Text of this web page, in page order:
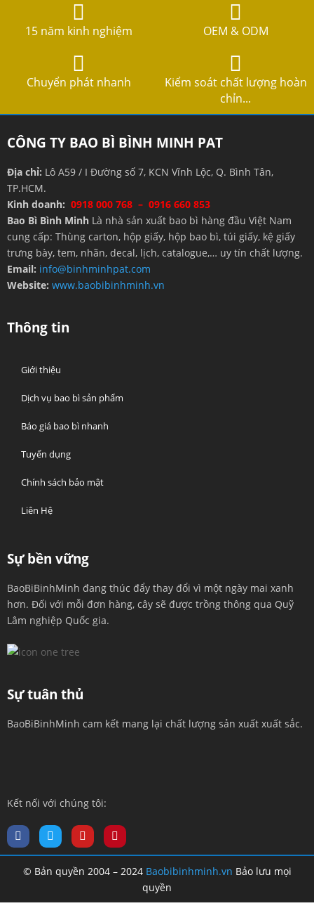
15 năm kinh nghiệm OEM & ODM
Chuyển phát nhanh
Kiểm soát chất lượng hoàn
chỉn...
CÔNG TY BAO BÌ BÌNH MINH PAT
Địa chỉ: Lô A59 / I Đường số 7, KCN Vĩnh Lộc, Q. Bình Tân,
TP.HCM.
Kinh doanh: 0918 000 768 – 0916 660 853
Bao Bì Bình Minh Là nhà sản xuất bao bì hàng đầu Việt Nam
cung cấp: Thùng carton, hộp giấy, hộp bao bì, túi giấy, kệ giấy
trưng bày, tem, nhãn, decal, lịch, catalogue,… uy tín chất lượng.
Email: info@binhminhpat.com
Website: www.baobibinhminh.vn
Thông tin
Giới thiệu
Dịch vụ bao bì sản phẩm
Báo giá bao bì nhanh
Tuyển dụng
Chính sách bảo mật
Liên Hệ
Sự bền vững
BaoBiBinhMinh đang thúc đẩy thay đổi vì một ngày mai xanh
hơn. Đối với mỗi đơn hàng, cây sẽ được trồng thông qua Quỹ
Lâm nghiệp Quốc gia.
Sự tuân thủ
BaoBiBinhMinh cam kết mang lại chất lượng sản xuất xuất sắc.
Kết nối với chúng tôi:
© Bản quyền 2004 – 2024 Baobibinhminh.vn Bảo lưu mọi
quyền